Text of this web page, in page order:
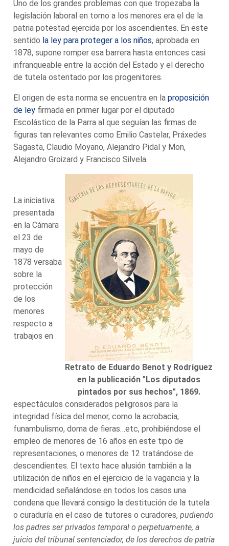
Uno de los grandes problemas con que tropezaba la
legislación laboral en torno a los menores era el de la
patria potestad ejercida por los ascendientes. En este
sentido la ley para proteger a los niños, aprobada en
1878, supone romper esa barrera hasta entonces casi
infranqueable entre la acción del Estado y el derecho
de tutela ostentado por los progenitores.
El origen de esta norma se encuentra en laproposición
de ley firmada en primer lugar por el diputado
Escolástico de la Parra al que seguían las firmas de
figuras tan relevantes como Emilio Castelar, Práxedes
Sagasta, Claudio Moyano, Alejandro Pidal y Mon,
Alejandro Groizard y Francisco Silvela.
Retrato de Eduardo Benot y Rodríguez
en la publicación "Los diputados
pintados por sus hechos", 1869.
La iniciativa
presentada
en la Cámara
el 23 de
mayo de
1878 versaba
sobre la
protección
de los
menores
respecto a
trabajos en
espectáculos considerados peligrosos para la
integridad física del menor, como la acrobacia,
funambulismo, doma de fieras…etc, prohibiéndose el
empleo de menores de 16 años en este tipo de
representaciones, o menores de 12 tratándose de
descendientes. El texto hace alusión también a la
utilización de niños en el ejercicio de la vagancia y la
mendicidad señalándose en todos los casos una
condena que llevará consigo la destitución de la tutela
o curaduría en el caso de tutores o curadores,pudiendo
los padres ser privados temporal o perpetuamente, a
juicio del tribunal sentenciador, de los derechos de patria